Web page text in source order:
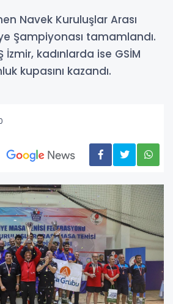
Navek Kuruluşlar Arası
Şampiyonası tamamlandı.
İzmir, kadınlarda ise GSİM
kupasını kazandı.